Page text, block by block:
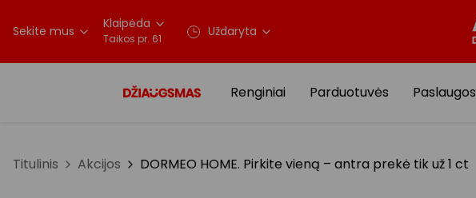
Sekite mus Klaipėda
Taikos pr. 61 Uždaryta
Renginiai Parduotuvės Paslaugos
Titulinis Akcijos DORMEO HOME. Pirkite vieną – antra prekė tik už 1 ct